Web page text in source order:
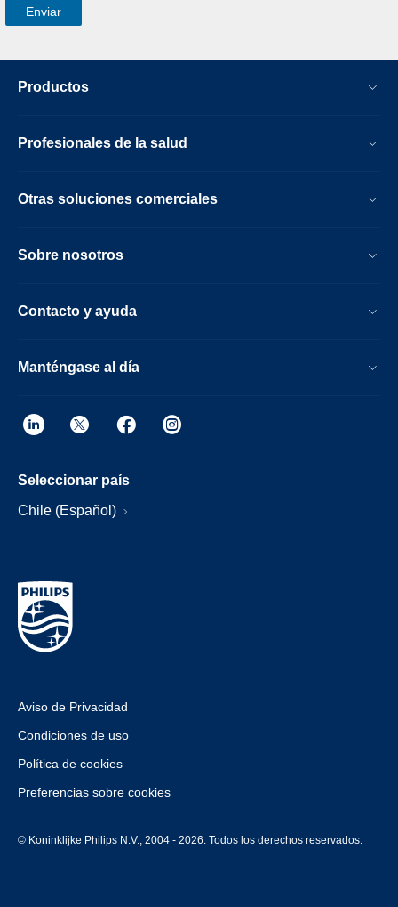
Productos
Profesionales de la salud
Otras soluciones comerciales
Sobre nosotros
Contacto y ayuda
Manténgase al día
Seleccionar país
Chile (Español)
Aviso de Privacidad
Condiciones de uso
Política de cookies
Preferencias sobre cookies
© Koninklijke Philips N.V., 2004 - 2026. Todos los derechos reservados.